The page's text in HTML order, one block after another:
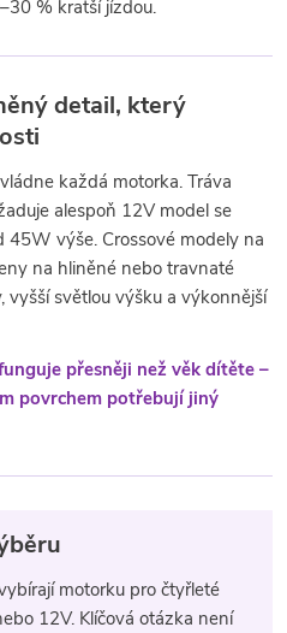
% kratší jízdou.
detail, který
každá motorka. Tráva
alespoň 12V model se
výše. Crossové modely na
na hliněné nebo travnaté
vyšší světlou výšku a výkonnější
přesněji než věk dítěte –
povrchem potřebují jiný
motorku pro čtyřleté
12V. Klíčová otázka není